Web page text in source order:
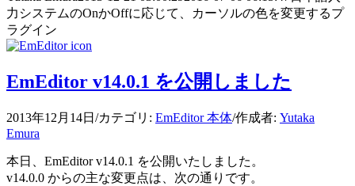
力システムのOnかOffに応じて、カーソルの色を変更するプ
ラグイン
EmEditor v14.0.1 を公開しました
2013年12月14日 /カテゴリ: EmEditor 本体/作成者: Yutaka
Emura
本日、EmEditor v14.0.1 を公開いたしました。
v14.0.0 からの主な変更点は、次の通りです。